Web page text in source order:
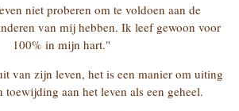
niet proberen om te voldoen aan de
van mij hebben. Ik leef gewoon voor
100% in mijn hart."
van zijn leven, het is een manier om uiting
toewijding aan het leven als een geheel.